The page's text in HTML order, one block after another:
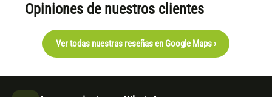
Opiniones de nuestros clientes
Ver todas nuestras reseñas en Google Maps ›